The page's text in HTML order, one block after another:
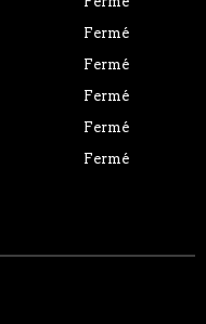
Fermé
Fermé
Fermé
Fermé
Fermé